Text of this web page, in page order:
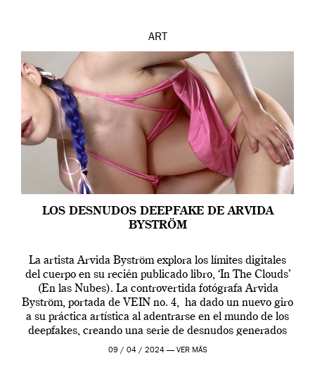
ART
LOS DESNUDOS DEEPFAKE DE ARVIDA
BYSTRÖM
La artista Arvida Byström explora los límites digitales
del cuerpo en su recién publicado libro, ‘In The Clouds’
(En las Nubes). La controvertida fotógrafa Arvida
Byström, portada de VEIN no. 4, ha dado un nuevo giro
a su práctica artística al adentrarse en el mundo de los
deepfakes, creando una serie de desnudos generados
por […]
09 / 04 / 2024 — VER MÁS